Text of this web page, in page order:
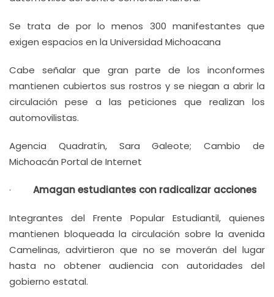
Se trata de por lo menos 300 manifestantes que
exigen espacios en la Universidad Michoacana
Cabe señalar que gran parte de los inconformes
mantienen cubiertos sus rostros y se niegan a abrir la
circulación pese a las peticiones que realizan los
automovilistas.
Agencia Quadratín, Sara Galeote; Cambio de
Michoacán Portal de Internet
· Amagan estudiantes con radicalizar acciones
Integrantes del Frente Popular Estudiantil, quienes
mantienen bloqueada la circulación sobre la avenida
Camelinas, advirtieron que no se moverán del lugar
hasta no obtener audiencia con autoridades del
gobierno estatal.